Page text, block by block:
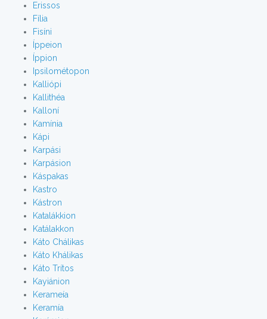
Erissos
Fília
Fisíni
Íppeion
Íppion
Ipsilométopon
Kalliópi
Kallithéa
Kalloní
Kamínia
Kápi
Karpási
Karpásion
Káspakas
Kastro
Kástron
Katalákkion
Katálakkon
Káto Chálikas
Káto Khálikas
Káto Trítos
Kayiánion
Kerameía
Keramía